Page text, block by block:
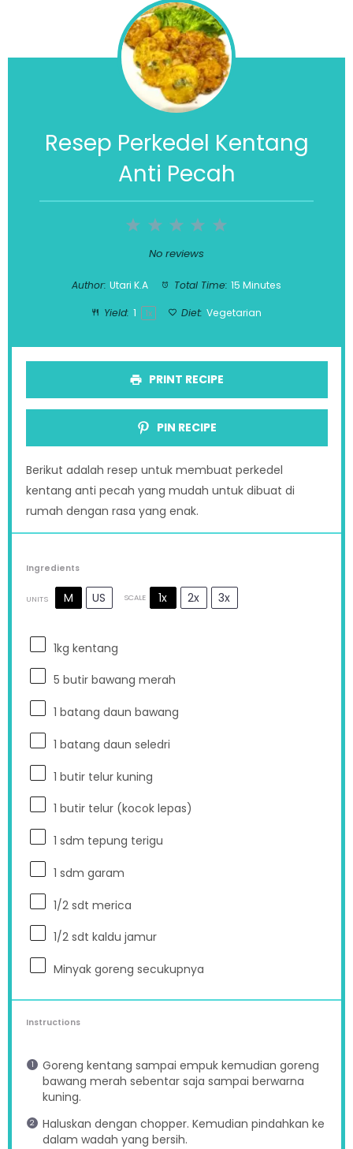
Resep Perkedel Kentang
Anti Pecah
5
4
3
Stars
2
Stars
1
Star
No reviews
Author: Utari K.A Total Time: 15 Minutes
Yield: 1 1x Diet: Vegetarian
PRINT RECIPE
PIN RECIPE
Berikut adalah resep untuk membuat perkedel
kentang anti pecah yang mudah untuk dibuat di
rumah dengan rasa yang enak.
Ingredients
UNITS M US SCALE 1x 2x 3x
1kg kentang
5 butir bawang merah
1 batang daun bawang
1 batang daun seledri
1 butir telur kuning
1 butir telur (kocok lepas)
1 sdm tepung terigu
1 sdm garam
1/2sdt merica
1/2sdt kaldu jamur
Minyak goreng secukupnya
Instructions
Goreng kentang sampai empuk kemudian goreng
bawang merah sebentar saja sampai berwarna
kuning.
Haluskan dengan chopper. Kemudian pindahkan ke
dalam wadah yang bersih.